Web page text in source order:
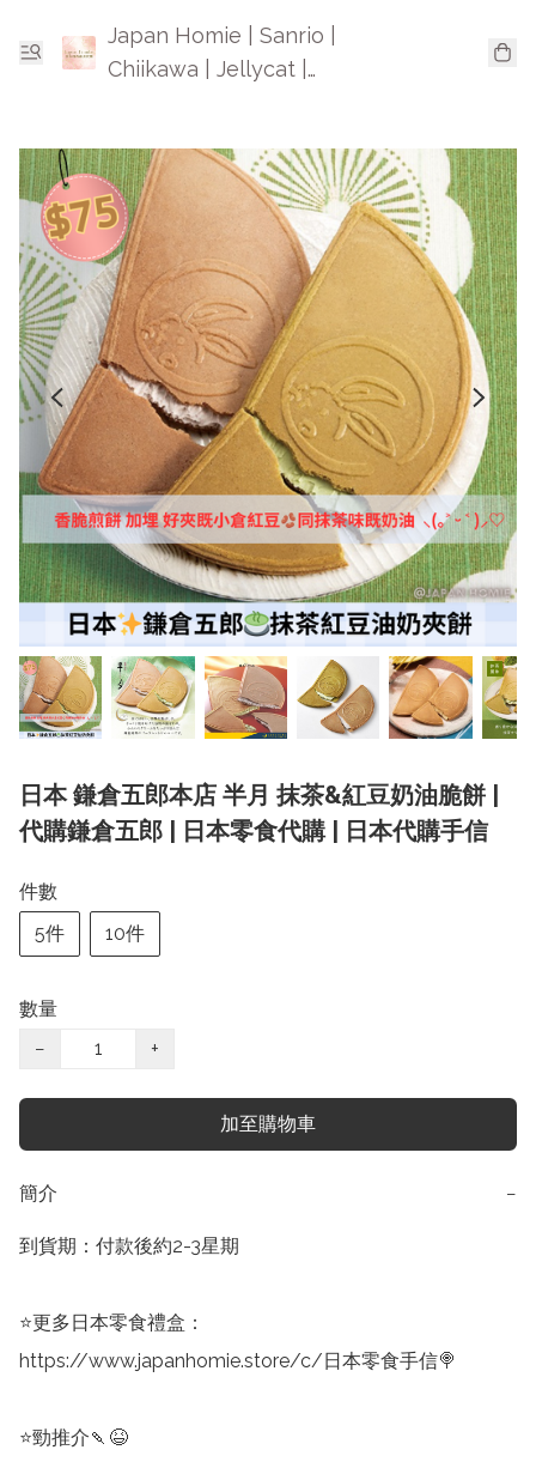
Japan Homie | Sanrio |
Chiikawa | Jellycat |
日本 鎌倉五郎本店 半月 抹茶&紅豆奶油脆餅 |
代購鎌倉五郎 | 日本零食代購 | 日本代購手信
件數
5件
10件
數量
−
+
加至購物車
簡介 −
到貨期：付款後約2-3星期
⭐️更多日本零食禮盒：
https://www.japanhomie.store/c/日本零食手信🍭
⭐️勁推介🍡😆